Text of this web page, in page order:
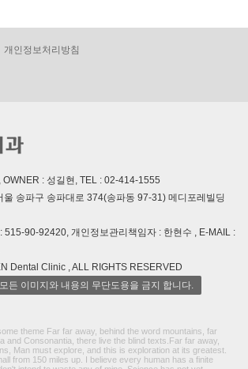
개인정보처리방침
OWNER : 성길현, TEL : 02-414-1555
송파구 송파대로 374(송파동 97-31) 메디포레빌딩
515-90-92420, 개인정보관리책임자 : 한현수 , E-MAIL :
Dental Clinic , ALL RIGHTS RESERVED
든 이미지와 내용의 무단도용을 금지 합니다.
theme Far far away, behind the word mountains, far
and Consonantia, there live the blind texts.Far far away,
Man must explore, and this is exploration at its greatest.
from 150 miles up. I believe every human has a finite